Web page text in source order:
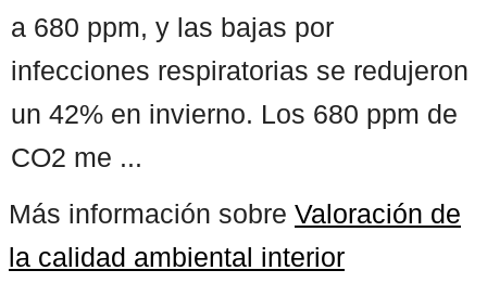
a 680 ppm, y las bajas por
infecciones respiratorias se redujeron
un 42% en invierno. Los 680 ppm de
CO2 me ...
Más información sobre Valoración de
la calidad ambiental interior